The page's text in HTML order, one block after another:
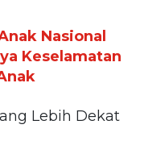
Nasional
Keselamatan
Lebih Dekat